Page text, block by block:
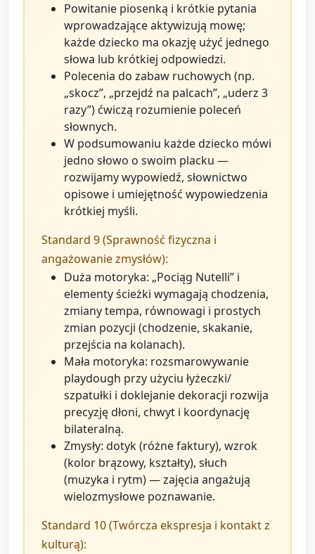
Powitanie piosenką i krótkie pytania
wprowadzające aktywizują mowę;
każde dziecko ma okazję użyć jednego
słowa lub krótkiej odpowiedzi.
Polecenia do zabaw ruchowych (np.
„skocz”, „przejdź na palcach”, „uderz 3
razy”) ćwiczą rozumienie poleceń
słownych.
W podsumowaniu każde dziecko mówi
jedno słowo o swoim placku —
rozwijamy wypowiedź, słownictwo
opisowe i umiejętność wypowiedzenia
krótkiej myśli.
Standard 9 (Sprawność fizyczna i
angażowanie zmysłów):
Duża motoryka: „Pociąg Nutelli” i
elementy ścieżki wymagają chodzenia,
zmiany tempa, równowagi i prostych
zmian pozycji (chodzenie, skakanie,
przejścia na kolanach).
Mała motoryka: rozsmarowywanie
playdough przy użyciu łyżeczki/
szpatułki i doklejanie dekoracji rozwija
precyzję dłoni, chwyt i koordynację
bilateralną.
Zmysły: dotyk (różne faktury), wzrok
(kolor brązowy, kształty), słuch
(muzyka i rytm) — zajęcia angażują
wielozmysłowe poznawanie.
Standard 10 (Twórcza ekspresja i kontakt z
kulturą):